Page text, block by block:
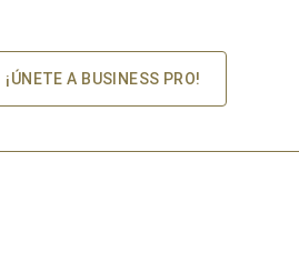
¡ÚNETE A BUSINESS PRO!